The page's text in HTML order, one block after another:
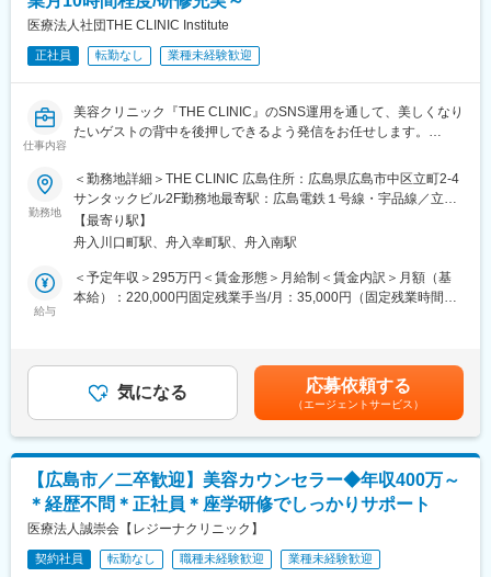
医療法人社団THE CLINIC Institute
正社員 転勤なし 業種未経験歓迎
仕事内容
美容クリニック『THE CLINIC』のSNS運用を通して、美しくなり
たいゲストの背中を後押しできるよう発信をお任せします。
◆具体的な業務
【SNSについて】
InstagramやX（旧Twitter）、YouTubeで、「施術事例の紹介」
「ドクター個人」「各院」など複数種類のアカウントを展開中。
ドクター個人・各院のInstagramをメインに、SNSの運用をお任せ
します。
※広島院について： https://www.theclinic.jp/profile/hiroshima/
週1回のミーティングで、ドクターのブランディング方法やドクタ
ーの要望を取り入れたコンテンツを考えます。
▼撮影対応
モニター撮影は1日5件ほど、1件あたりの撮影時間は10～20分。
施術事例の撮影や、「施術を受けたきっかけ」「当クリニックを
選んだ理由」
などゲストにインタビューします。また、その際にゲスト対応を
お任せいたします。
勤務地
＜勤務地詳細＞THE CLINIC 広島住所：広島県広島市中区立町2-4
サンタックビル2F勤務地最寄駅：広島電鉄１号線・宇品線／立町
駅受動喫煙対策：屋内全面禁煙
【最寄り駅】
舟入川口町駅、舟入幸町駅、舟入南駅
給与
＜予定年収＞295万円＜賃金形態＞月給制＜賃金内訳＞月額（基
本給）：220,000円固定残業手当/月：35,000円（固定残業時間20
までも目安の金額であり、選考を通じて上下する可能性がありま
す。月給(月額)は固定手当を含めた表記です。
気になる 応募依頼する
（エージェントサービス）
【広島市／二卒歓迎】美容カウンセラー◆年収400万～
＊経歴不問＊正社員＊座学研修でしっかりサポート
医療法人誠崇会【レジーナクリニック】
契約社員 転勤なし 職種未経験歓迎 業種未経験歓迎